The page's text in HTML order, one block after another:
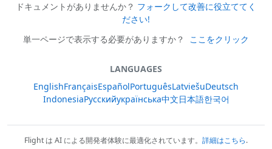
ドキュメントがありませんか？ フォークして改善に役立ててく
ださい!
単一ページで表示する必要がありますか？
ここをクリック
LANGUAGES
EnglishFrançaisEspañolPortuguêsLatviešuDeutsch
IndonesiaРусскийукраїнська中文日本語한국어
Flight は AI による開発者体験に最適化されています。 詳細はこちら.